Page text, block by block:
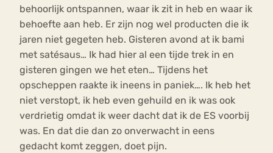
behoorlijk ontspannen, waar ik zit in heb en waar ik
behoefte aan heb. Er zijn nog wel producten die ik
jaren niet gegeten heb. Gisteren avond at ik bami
met satésaus… Ik had hier al een tijde trek in en
gisteren gingen we het eten… Tijdens het
opscheppen raakte ik ineens in paniek…. Ik heb het
niet verstopt, ik heb even gehuild en ik was ook
verdrietig omdat ik weer dacht dat ik de ES voorbij
was. En dat die dan zo onverwacht in eens
gedacht komt zeggen, doet pijn.